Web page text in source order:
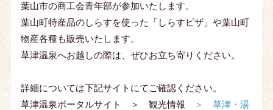
葉山市の商工会青年部が参加いたします。
葉山町特産品のしらすを使った「しらすピザ」や葉山町
物産各種も販売いたします。
草津温泉へお越しの際は、ぜひお立ち寄りください。
詳細については下記サイトにてご確認ください。
草津温泉ポータルサイト ＞ 観光情報
＞ 草津・湯